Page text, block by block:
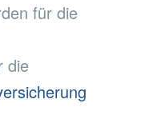
für die
die